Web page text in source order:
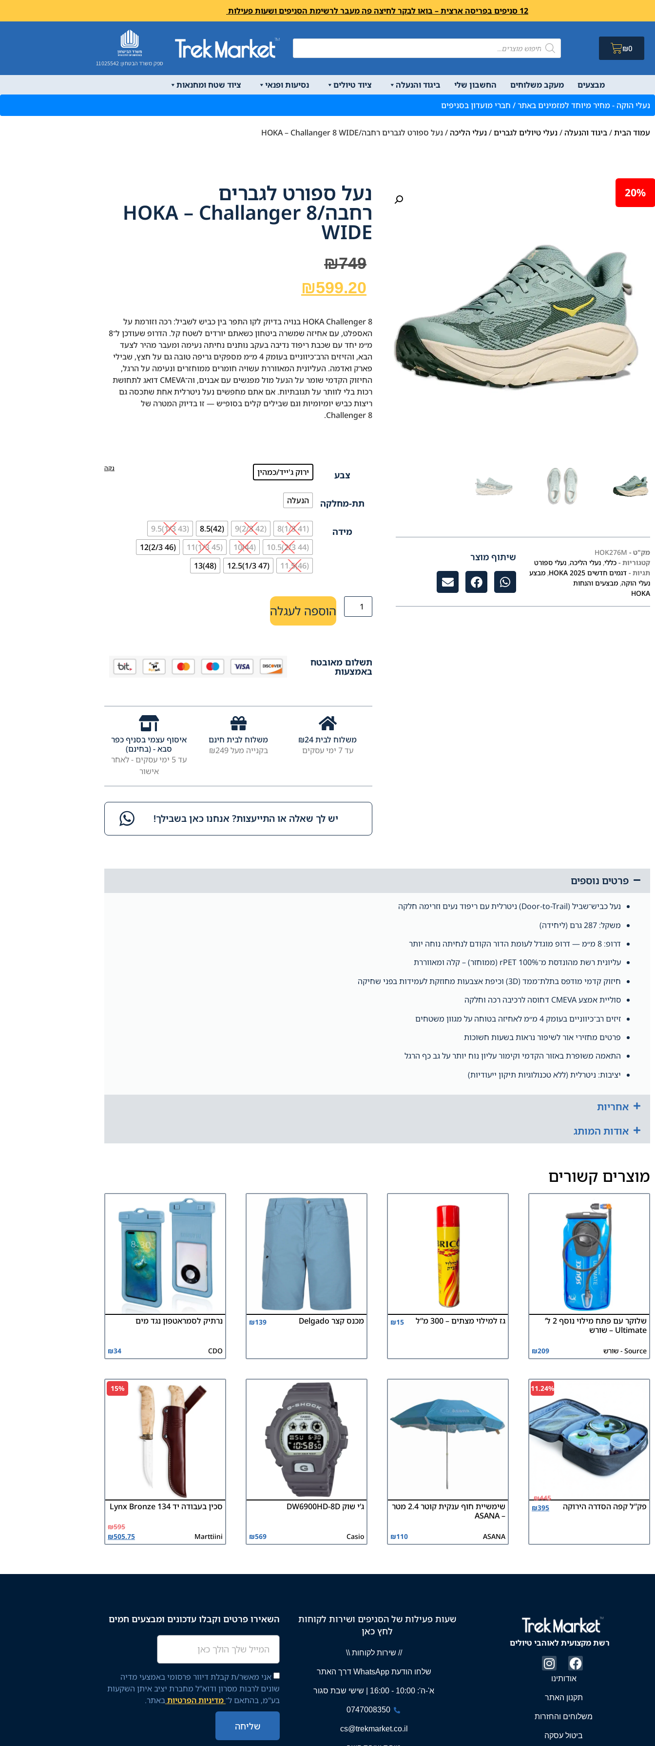
12 סניפים בפריסה ארצית – בואו לבקר לחיצה פה מעבר לרשימת הסניפים ושעות פעילות
₪0
ספק משרד הבטחון: 11025542
מבצעים מעקב משלוחים החשבון שלי ביגוד והנעלה ציוד טיולים נסיעות ופנאי
ציוד שטח ומחנאות
נעלי הוקה - מחיר מיוחד למזמינים באתר / חברי מועדון בסניפים
עמוד הבית/ביגוד והנעלה / נעלי טיולים לגברים/ נעלי הליכה / נעל ספורט לגברים רחבה/HOKA – Challanger 8 WIDE
20%
מק"ט - HOK276M
קטגוריות - כללי, נעלי הליכה, נעלי ספורט
תגיות - דגמים חדשים HOKA 2025 , מבצע
נעלי הוקה, מבצעים והנחות
HOKA
שיתוף מוצר
נעל ספורט לגברים
רחבה/HOKA – Challanger 8
WIDE
₪749
₪599.20
HOKA Challenger 8 בנויה בדיוק לקו התפר בין כביש לשביל: רכה וזורמת על
האספלט, עם אחיזה שמשרה ביטחון כשאתם יורדים לשטח קל. הדרופ שעודכן ל־8
מ״מ יחד עם שכבת ריפוד נדיבה בעקב נותנים נחיתה נעימה ומעבר מהיר לצעד
הבא, והזיזים הרב־כיווניים בעומק 4 מ״מ מספקים גריפה טובה גם על חצץ, שבילי
פארק ואדמה. העליונית המאווררת עשויה חומרים ממוחזרים ונעימה על הרגל,
החיזוק הקדמי שומר על הנעל מול מפגשים עם אבנים, וה־CMEVA דואג לתחושת
רכות בלי לוותר על תגובתיות. אם אתם מחפשים נעל ניטרלית אחת שתכסה גם
ריצות כביש יומיומיות וגם שבילים קלים בסופ״ש — זו בדיוק המטרה של
Challenger 8.
צבע ירוק ג'ייד/כמהין
תת-מחלקה הנעלה
מידה (41 1/3)8
(42 2/3)9
(42)8.5
(43 1/3)9.5
(44 2/3)10.5
(44)10
(45 1/3)11
(46 2/3)12
(46)11.5
(47 1/3)12.5
(48)13
נקה
הוספה לעגלה
תשלום מאובטח
באמצעות
משלוח לבית ₪24
עד 7 ימי עסקים
משלוח לבית חינם
בקנייה מעל ₪249
איסוף עצמי בסניף כפר
סבא - (בחינם)
עד 5 ימי עסקים - לאחר
אישור
יש לך שאלה או התייעצות? אנחנו כאן בשבילך!​
פרטים נוספים
נעל כביש־שביל (Door-to-Trail) ניטרלית עם ריפוד נעים וזרימה חלקה
משקל: 287 גרם (ליחידה)
דרופ: 8 מ״מ — דרופ מוגדל לעומת הדור הקודם לנחיתה נוחה יותר
עליונית רשת מהונדסת מ־100% rPET (ממוחזר) – קלה ומאווררת
חיזוק קדמי מודפס בתלת־ממד (3D) וכיפת אצבעות מחוזקת לעמידות בפני שחיקה
סוליית אמצע CMEVA דחוסה לרכיבה רכה וחלקה
זיזים רב־כיווניים בעומק 4 מ״מ לאחיזה בטוחה על מגוון משטחים
פרטים מחזירי אור לשיפור נראות בשעות חשוכות
התאמה משופרת באזור הקדמי וקימור עליון נוח יותר על גב כף הרגל
יציבות: ניטרלית (ללא טכנולוגיות תיקון ייעודיות)
אחריות
אודות המותג
מוצרים קשורים
שלוקר עם פתח מילוי נוסף 2 ל’
Ultimate – שורש
Source - שורש ₪209
גז למילוי מצתים – 300 מ”ל ₪15 מכנס קצר Delgado ₪139 נרתיק לסמראטפון נגד מים
CDO
₪34
11.24%
פק”ל קפה הסדרה הירוקה
₪445
₪395
שימשיית חוף ענקית קוטר 2.4 מטר
– ASANA
ASANA
₪110
ג’י שוק DW6900HD-8D
Casio
₪569
15%
סכין בעבודה יד 134 Lynx Bronze
Marttiini
₪595
₪505.75
רשת מקצועית לאוהבי טיולים
אודותינו
תקנון האתר
משלוחים והחזרות
ביטול עסקה
שעות פעילות של הסניפים ושירות לקוחות
לחץ כאן
// שירות לקוחות \\
שלחו הודעת WhatsApp דרך האתר
א'-ה': 10:00 - 16:00 | שישי שבת סגור
0747008350
cs@trekmarket.co.il
השאירו פרטים וקבלו עדכונים ומבצעים חמים
אני מאשר/ת קבלת דיוור פרסומי באמצעי מדיה
שונים לרבות מסרון ודוא"ל מחברת יציב איתן השקעות
בע"מ, בהתאם ל־מדיניות הפרטיותבאתר.
שליחה